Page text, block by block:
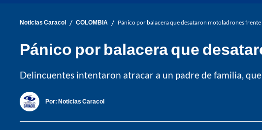
Noticias Caracol / COLOMBIA / Pánico por balacera que desataron motoladrones
Pánico por balacera que
Delincuentes intentaron atracar a un padre de familia,
Por: Noticias Caracol